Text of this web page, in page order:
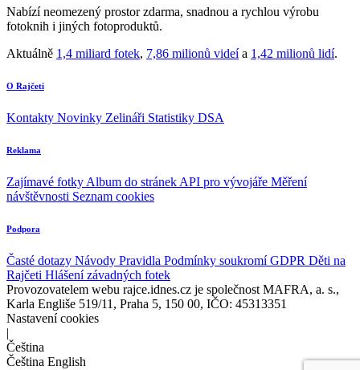
Nabízí neomezený prostor zdarma, snadnou a rychlou výrobu
fotoknih i jiných fotoproduktů.
Aktuálně 1,4 miliard fotek, 7,86 milionů videía 1,42 milionů lidí.
O Rajčeti
Kontakty Novinky Zelináři Statistiky DSA
Reklama
Zajímavé fotky Album do stránek API pro vývojáře Měření
návštěvnosti Seznam cookies
Podpora
Časté dotazy Návody Pravidla Podmínky soukromíGDPR Děti na
Rajčeti Hlášení závadných fotek
Provozovatelem webu rajce.idnes.cz je společnost MAFRA, a. s.,
Karla Engliše 519/11, Praha 5, 150 00, IČO: 45313351
Nastavení cookies
|
Čeština
Čeština English